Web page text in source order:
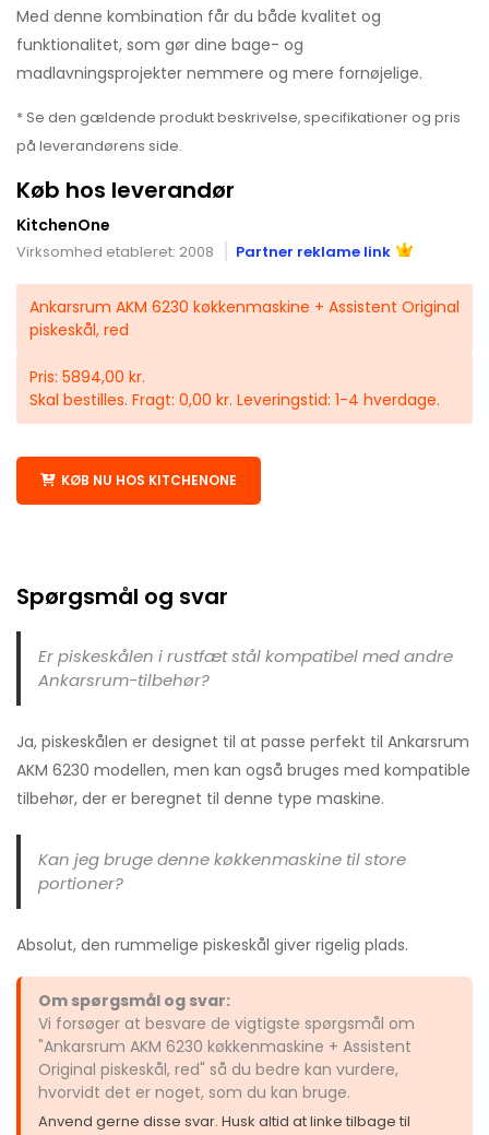
Med denne kombination får du både kvalitet og
funktionalitet, som gør dine bage- og
madlavningsprojekter nemmere og mere fornøjelige.
* Se den gældende produkt beskrivelse, specifikationer og pris
på leverandørens side.
Køb hos leverandør
KitchenOne
Virksomhed etableret: 2008 Partner reklame link
Ankarsrum AKM 6230 køkkenmaskine + Assistent Original
piskeskål, red
Pris: 5894,00 kr.
Skal bestilles. Fragt: 0,00 kr. Leveringstid: 1-4 hverdage.
KØB NU HOS KITCHENONE
Spørgsmål og svar
Er piskeskålen i rustfæt stål kompatibel med andre
Ankarsrum-tilbehør?
Ja, piskeskålen er designet til at passe perfekt til Ankarsrum
AKM 6230 modellen, men kan også bruges med kompatible
tilbehør, der er beregnet til denne type maskine.
Kan jeg bruge denne køkkenmaskine til store
portioner?
Absolut, den rummelige piskeskål giver rigelig plads.
Om spørgsmål og svar:
Vi forsøger at besvare de vigtigste spørgsmål om
"Ankarsrum AKM 6230 køkkenmaskine + Assistent
Original piskeskål, red" så du bedre kan vurdere,
hvorvidt det er noget, som du kan bruge.
Anvend gerne disse svar. Husk altid at linke tilbage til